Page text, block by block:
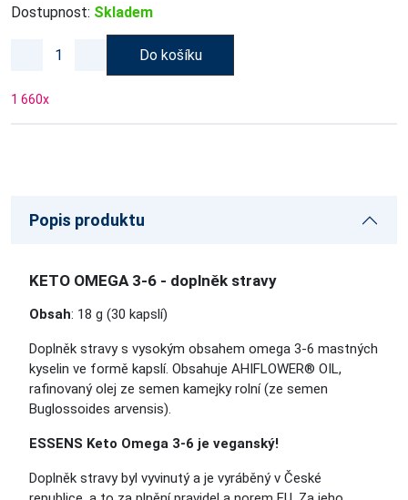
Dostupnost: Skladem
Do košíku
1 660x
Popis produktu
KETO OMEGA 3-6 - doplněk stravy
Obsah: 18 g (30 kapslí)
Doplněk stravy s vysokým obsahem omega 3-6 mastných
kyselin ve formě kapslí. Obsahuje AHIFLOWER® OIL,
rafinovaný olej ze semen kamejky rolní (ze semen
Buglossoides arvensis).
ESSENS Keto Omega 3-6 je veganský!
Doplněk stravy byl vyvinutý a je vyráběný v České